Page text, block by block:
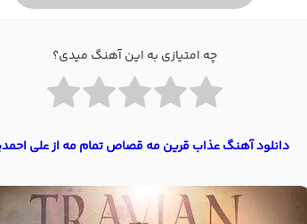
چه امتیازی به این آهنگ میدی؟
دانلود آهنگ عذاب قرین مه قصاص تمام مه از علی